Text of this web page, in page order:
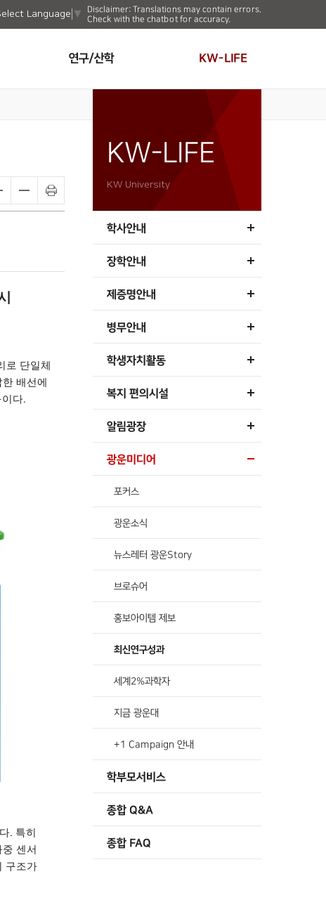
Language ▼
Disclaimer: Translations may contain errors.
Check with the chatbot for accuracy.
연구/산학 KW-LIFE
로 단일체
배선에
이다.
. 특히
센서
구조가
KW-LIFE
KW University
학사안내
장학안내
제증명안내
병무안내
학생자치활동
복지 편의시설
알림광장
광운미디어
포커스
광운소식
뉴스레터 광운Story
브로슈어
홍보아이템 제보
최신연구성과
세계2%과학자
지금 광운대
+1 Campaign 안내
학부모서비스
종합 Q&A
종합 FAQ